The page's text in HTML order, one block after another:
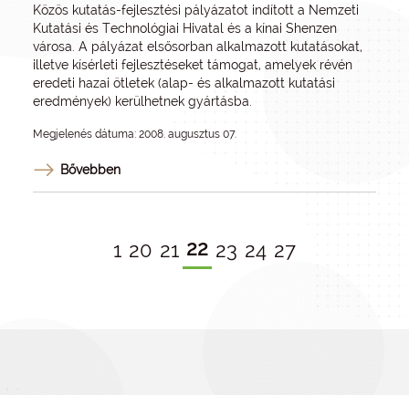
Közös kutatás-fejlesztési pályázatot indított a Nemzeti
Kutatási és Technológiai Hivatal és a kínai Shenzen
városa. A pályázat elsősorban alkalmazott kutatásokat,
illetve kísérleti fejlesztéseket támogat, amelyek révén
eredeti hazai ötletek (alap- és alkalmazott kutatási
eredmények) kerülhetnek gyártásba.
Megjelenés dátuma: 2008. augusztus 07.
Bővebben
1 20 21 22 23 24 27